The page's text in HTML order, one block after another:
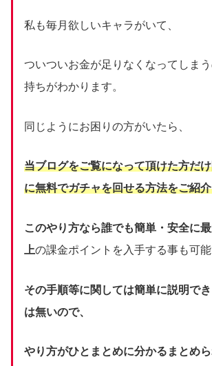
私も毎月欲しいキャラがいて、
ついついお金が足りなくなってしま
持ちがわかります。
同じようにお困りの方がいたら、
当ブログをご覧になって頂けた方だ
に無料でガチャを回せる方法をご紹
このやり方なら誰でも簡単・安全に
上の課金ポイントを入手する事も可能
その手順等に関しては簡単に説明で
は無いので、
やり方がひとまとめに分かるまとめ